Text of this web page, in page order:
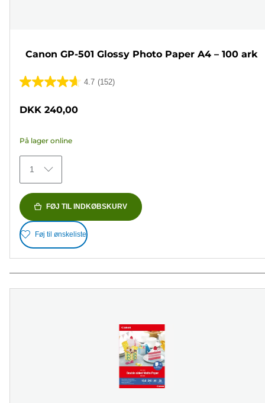
Canon GP-501 Glossy Photo Paper A4 – 100 ark
4.7 (152)
4.7
af
stjerner.
152
anmeldelser
DKK 240,00
På lager online
1
FØJ TIL INDKØBSKURV
Føj til ønskeliste